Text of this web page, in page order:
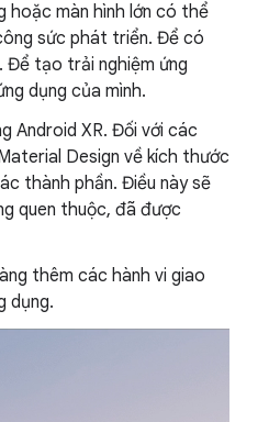
hoặc màn hình lớn có thể
sức phát triển. Để có
. Để tạo trải nghiệm ứng
dụng của mình.
Android XR. Đối với các
Design về kích thước
thành phần. Điều này sẽ
quen thuộc, đã được
thêm các hành vi giao
dụng.